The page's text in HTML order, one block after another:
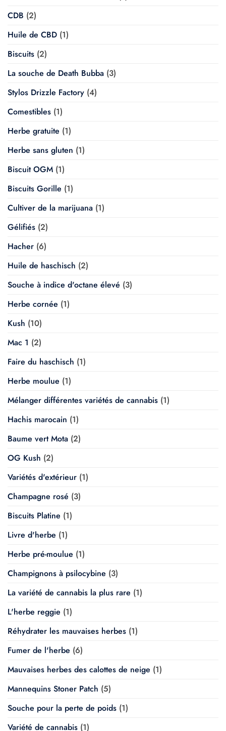
CDB (2)
Huile de CBD (1)
Biscuits (2)
La souche de Death Bubba (3)
Stylos Drizzle Factory (4)
Comestibles (1)
Herbe gratuite (1)
Herbe sans gluten (1)
Biscuit OGM (1)
Biscuits Gorille (1)
Cultiver de la marijuana (1)
Gélifiés (2)
Hacher (6)
Huile de haschisch (2)
Souche à indice d'octane élevé (3)
Herbe cornée (1)
Kush (10)
Mac 1 (2)
Faire du haschisch (1)
Herbe moulue (1)
Mélanger différentes variétés de cannabis (1)
Hachis marocain (1)
Baume vert Mota (2)
OG Kush (2)
Variétés d'extérieur (1)
Champagne rosé (3)
Biscuits Platine (1)
Livre d'herbe (1)
Herbe pré-moulue (1)
Champignons à psilocybine (3)
La variété de cannabis la plus rare (1)
L'herbe reggie (1)
Réhydrater les mauvaises herbes (1)
Fumer de l'herbe (6)
Mauvaises herbes des calottes de neige (1)
Mannequins Stoner Patch (5)
Souche pour la perte de poids (1)
Variété de cannabis (1)